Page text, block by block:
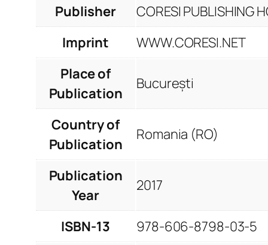
Publisher
CORESI PUBLISHING
Imprint
WWW.CORESI.NET
Place of
Publication
București
Country of
Publication
Romania (RO)
Publication
Year
2017
ISBN-13
978-606-8798-03-5